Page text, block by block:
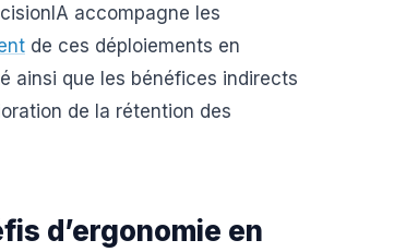
accompagne les
de ces déploiements en
ainsi que les bénéfices indirects
de la rétention des
d’ergonomie en